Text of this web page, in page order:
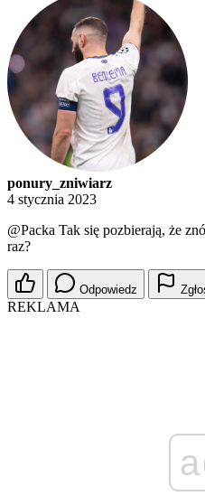
ponury_zniwiarz
4 stycznia 2023
@Packa Tak się pozbierają, że
raz?
Odpowiedz
REKLAMA